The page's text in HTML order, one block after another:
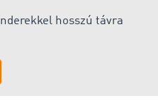
hosszú távra